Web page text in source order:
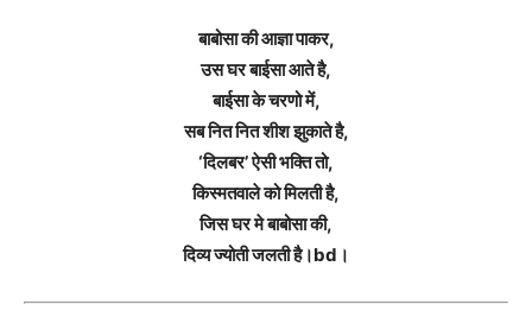
बाबोसा की आज्ञा पाकर,
उस घर बाईसा आते है,
बाईसा के चरणो में,
सब नित नित शीश झुकाते है,
‘दिलबर’ ऐसी भक्ति तो,
किस्मतवाले को मिलती है,
जिस घर मे बाबोसा की,
दिव्य ज्योती जलती है।bd।